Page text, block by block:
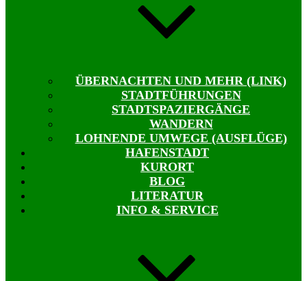
ÜBERNACHTEN UND MEHR (LINK)
STADTFÜHRUNGEN
STADTSPAZIERGÄNGE
WANDERN
LOHNENDE UMWEGE (AUSFLÜGE)
HAFENSTADT
KURORT
BLOG
LITERATUR
INFO & SERVICE